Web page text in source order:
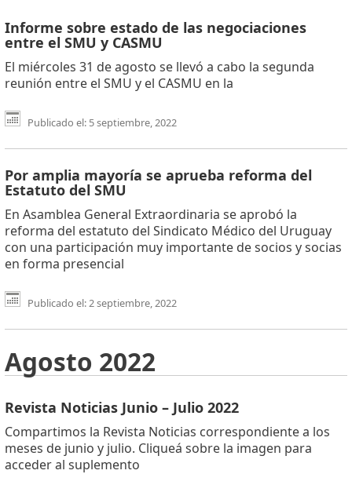
Informe sobre estado de las negociaciones
entre el SMU y CASMU
El miércoles 31 de agosto se llevó a cabo la segunda
reunión entre el SMU y el CASMU en la
Publicado el: 5 septiembre, 2022
Por amplia mayoría se aprueba reforma del
Estatuto del SMU
En Asamblea General Extraordinaria se aprobó la
reforma del estatuto del Sindicato Médico del Uruguay
con una participación muy importante de socios y socias
en forma presencial
Publicado el: 2 septiembre, 2022
Agosto 2022
Revista Noticias Junio – Julio 2022
Compartimos la Revista Noticias correspondiente a los
meses de junio y julio. Cliqueá sobre la imagen para
acceder al suplemento